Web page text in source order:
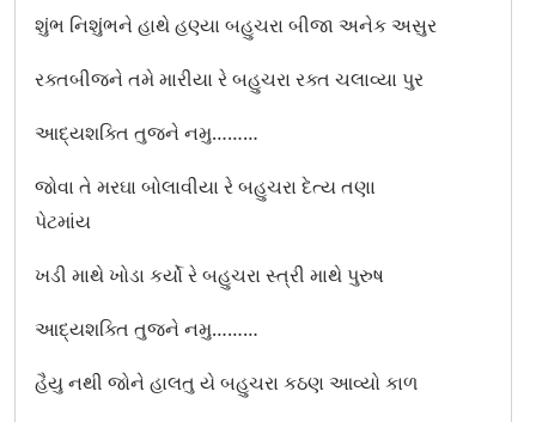
કુમ કુમ પગલે રુમ ઝૂમ રથડે
કુમકુમ પગલે માડી પધારો રે
કુમકુમના પગલાં પડ્યાં
કેસરિયો રંગ તને લાગ્યો
શુંભ નિશુંભને હાથે હણ્યા બહુચરા બીજા અનેક અસુર
રક્તબીજને તમે મારીયા રે બહુચરા રક્ત ચલાવ્યા પુર
આદ્યશક્તિ તુજને નમુ………
જોવા તે મરઘા બોલાવીયા રે બહુચરા દેત્ય તણા
પેટમાંય
ખડી માથે ખોડા કર્યો રે બહુચરા સ્ત્રી માથે પુરુષ
આદ્યશક્તિ તુજને નમુ………
હૈયુ નથી જોને હાલતુ યે બહુચરા કઠણ આવ્યો કાળ